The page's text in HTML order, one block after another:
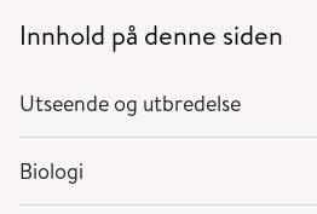
Innhold på denne siden
Utseende og utbredelse
Biologi